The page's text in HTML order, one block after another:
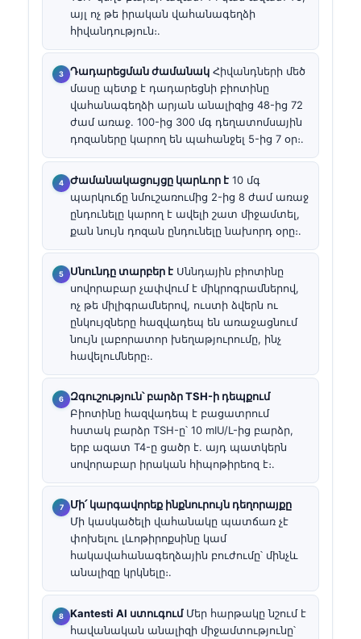
այլ ոչ թե իրական վահանագեղձի
հիվանդություն։.
Դադարեցման ժամանակ Հիվանդների մեծ
մասը պետք է դադարեցնի բիոտինը
վահանագեղձի արյան անալիզից 48-ից 72
ժամ առաջ. 100-ից 300 մգ դեղատոմսային
դոզաները կարող են պահանջել 5-ից 7 օր։.
Ժամանակացույցը կարևոր է 10 մգ
պարկուճը նմուշառումից 2-ից 8 ժամ առաջ
ընդունելը կարող է ավելի շատ միջամտել,
քան նույն դոզան ընդունելը նախորդ օրը։.
Սնունդը տարբեր է Սննդային բիոտինը
սովորաբար չափվում է միկրոգրամներով,
ոչ թե միլիգրամներով, ուստի ձվերն ու
ընկույզները հազվադեպ են առաջացնում
նույն լաբորատոր խեղաթյուրումը, ինչ
հավելումները։.
Զգուշություն՝ բարձր TSH-ի դեպքում
Բիոտինը հազվադեպ է բացատրում
հստակ բարձր TSH-ը՝ 10 mIU/L-ից բարձր,
երբ ազատ T4-ը ցածր է. այդ պատկերն
սովորաբար իրական հիպոթիրեոզ է։.
Մի՛ կարգավորեք ինքնուրույն դեղորայքը
Մի կասկածելի վահանակը պատճառ չէ
փոխելու լևոթիրոքսինը կամ
հակավահանագեղձային բուժումը՝ մինչև
անալիզը կրկնելը։.
Kantesti AI ստուգումՄեր հարթակը նշում է
հավանական անալիզի միջամտությունը՝